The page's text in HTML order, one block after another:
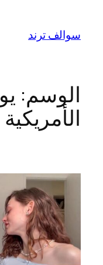
المحتوى
سوالف ترند
الوسم:
الأمريكية